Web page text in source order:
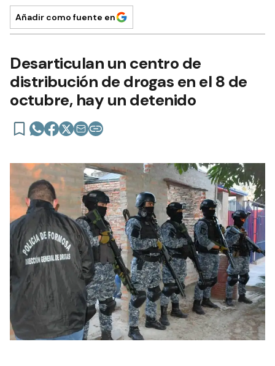
Añadir como fuente en
Desarticulan un centro de
distribución de drogas en el 8 de
octubre, hay un detenido